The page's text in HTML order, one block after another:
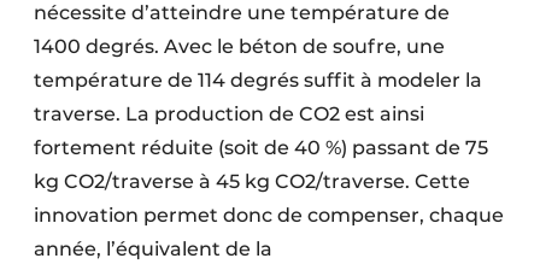
nécessite d’atteindre une température de
1400 degrés. Avec le béton de soufre, une
température de 114 degrés suffit à modeler la
traverse. La production de CO2 est ainsi
fortement réduite (soit de 40 %) passant de 75
kg CO2/traverse à 45 kg CO2/traverse. Cette
innovation permet donc de compenser, chaque
année, l’équivalent de la